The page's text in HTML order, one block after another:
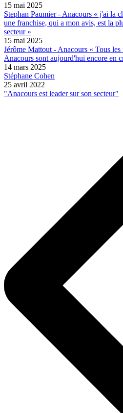
15 mai 2025
Stephan Paumier - Anacours « j'ai la
une franchise, qui a mon avis, est la
secteur »
15 mai 2025
Jérôme Mattout - Anacours « Tous les
Anacours sont aujourd'hui encore en
14 mars 2025
Stéphane Cohen
25 avril 2022
"Anacours est leader sur son secteur"